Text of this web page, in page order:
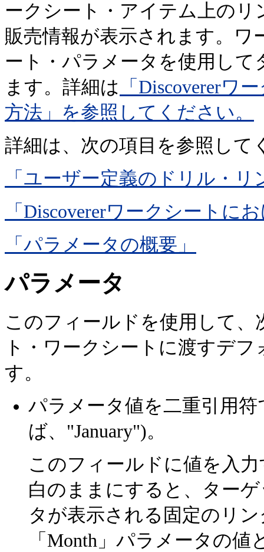
ークシート・アイテム上の
販売情報が表示されます。
ート・パラメータを使用し
ます。詳細は 「Discovererワ
方法」を参照してください。
詳細は、次の項目を参照して
「ユーザー定義のドリル・リ
「Discovererワークシートに
「パラメータの概要」
パラメータ
このフィールドを使用して
ト・ワークシートに渡すデ
す。
パラメータ値を二重引用
ば、"January")。
このフィールドに値を入
白のままにすると、ター
タが表示される固定のリ
「Month」パラメータの値